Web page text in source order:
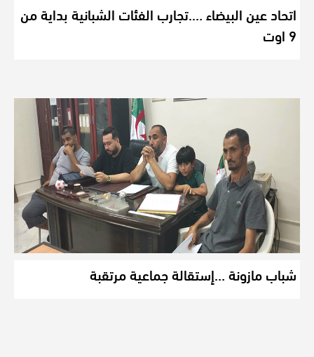
اتحاد عين البيضاء ….تجارب الفئات الشبانية بداية من
9 اوت
شباب مازونة …إستقالة جماعية مرتقبة